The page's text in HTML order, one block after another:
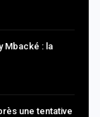
Mbacké : la
une tentative